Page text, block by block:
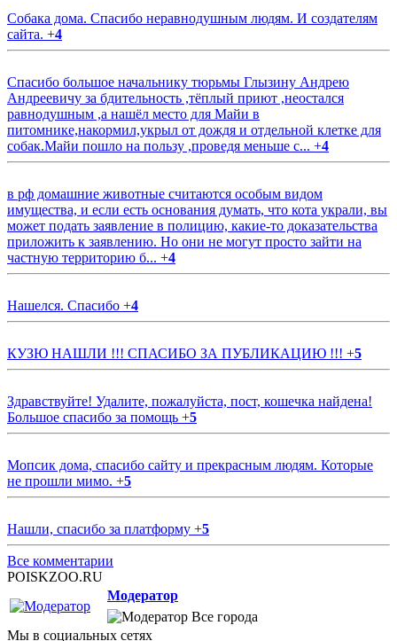
Собака дома. Спасибо неравнодушным людям. И создателям
сайта. +4
Спасибо большое начальнику тюрьмы Глызину Андрею
Андреевичу за бдительность ,тёплый приют ,неостался
равнодушным ,а нашёл место для Майи в
питомнике,накормил,укрыл от дождя и отдельной клетке для
собак.Майи пошло на пользу ,проведя меньше с... +4
в рф домашние животные считаются особым видом
имущества, и если есть основания думать, что кота украли, вы
может подать заявление в полицию, какие-то доказательства
приложить к заявлению. Но они не могут просто зайти на
частную территорию б... +4
Нашелся. Спасибо +4
КУЗЮ НАШЛИ !!! СПАСИБО ЗА ПУБЛИКАЦИЮ !!! +5
Здравствуйте! Удалите, пожалуйста, пост, кошечка найдена!
Большое спасибо за помощь +5
Мопсик дома, спасибо сайту и прекрасным людям. Которые
не прошли мимо. +5
Нашли, спасибо за платформу +5
Все комментарии
POISKZOO.RU
Модератор
Все города
Мы в социальных сетях